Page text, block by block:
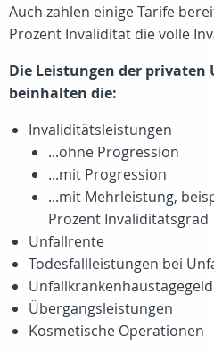
Auch zahlen einige Tarife
Prozent Invalidität die volle
Die Leistungen der
beinhalten die:
Invaliditätsleistungen
...ohne Progression
...mit Progression
...mit Mehrleistung,
Prozent Invaliditätsgrad
Unfallrente
Todesfallleistungen bei
Übergangsleistungen
Kosmetische Operationen